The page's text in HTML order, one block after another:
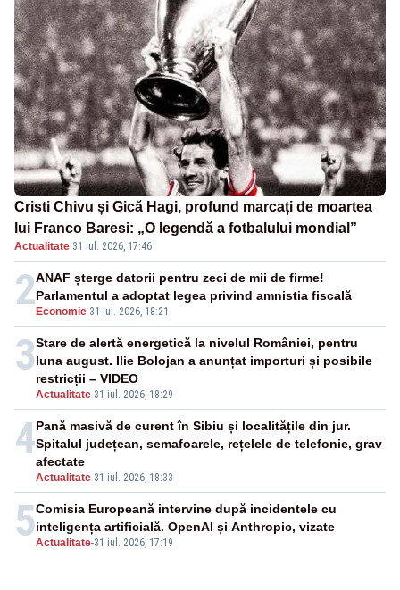
Cristi Chivu și Gică Hagi, profund marcați de moartea
lui Franco Baresi: „O legendă a fotbalului mondial”
Actualitate·31 iul. 2026, 17:46
2 Economie-31 iul. 2026, 18:21
ANAF șterge datorii pentru zeci de mii de firme!
Parlamentul a adoptat legea privind amnistia fiscală
3
Actualitate-31 iul. 2026, 18:29
Stare de alertă energetică la nivelul României, pentru
luna august. Ilie Bolojan a anunțat importuri și posibile
restricții – VIDEO
4
Actualitate-31 iul. 2026, 18:33
Pană masivă de curent în Sibiu și localitățile din jur.
Spitalul județean, semafoarele, rețelele de telefonie, grav
afectate
5Actualitate-31 iul. 2026, 17:19
Comisia Europeană intervine după incidentele cu
inteligența artificială. OpenAI și Anthropic, vizate